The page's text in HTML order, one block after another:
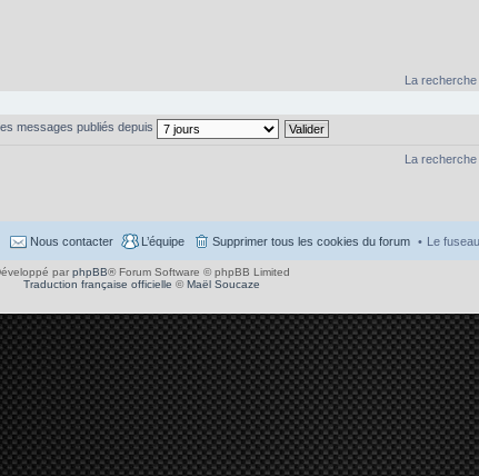
La
messages publiés depuis
La
Le
Supprimer tous les cookies du forum
L’équipe
Nous contacter
par phpBB® Forum Software © phpBB Limited
Traduction française officielle ©Maël Soucaze